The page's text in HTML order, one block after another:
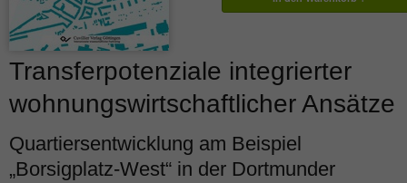
Transferpotenziale integrierter
wohnungswirtschaftlicher Ansätze
Quartiersentwicklung am Beispiel
„Borsigplatz-West“ in der Dortmunder